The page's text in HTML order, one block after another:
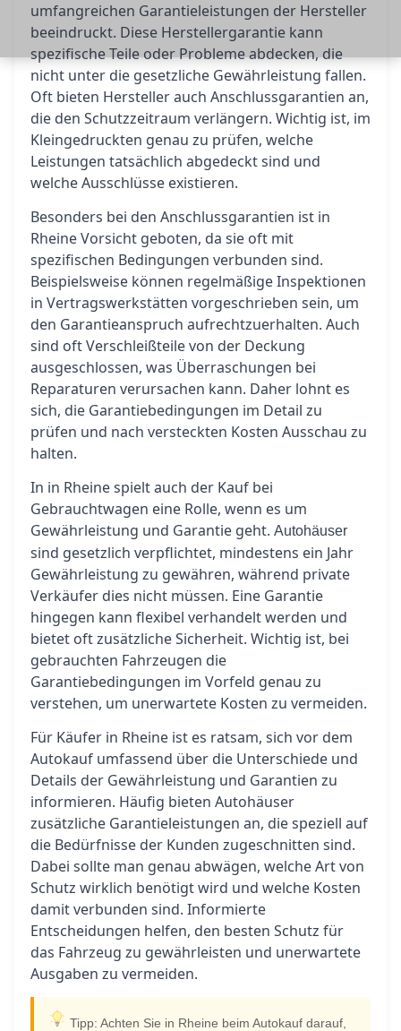
umfangreichen Garantieleistungen der Hersteller
beeindruckt. Diese Herstellergarantie kann
spezifische Teile oder Probleme abdecken, die
nicht unter die gesetzliche Gewährleistung fallen.
Oft bieten Hersteller auch Anschlussgarantien an,
die den Schutzzeitraum verlängern. Wichtig ist, im
Kleingedruckten genau zu prüfen, welche
Leistungen tatsächlich abgedeckt sind und
welche Ausschlüsse existieren.
Besonders bei den Anschlussgarantien ist in
Rheine Vorsicht geboten, da sie oft mit
spezifischen Bedingungen verbunden sind.
Beispielsweise können regelmäßige Inspektionen
in Vertragswerkstätten vorgeschrieben sein, um
den Garantieanspruch aufrechtzuerhalten. Auch
sind oft Verschleißteile von der Deckung
ausgeschlossen, was Überraschungen bei
Reparaturen verursachen kann. Daher lohnt es
sich, die Garantiebedingungen im Detail zu
prüfen und nach versteckten Kosten Ausschau zu
halten.
In in Rheine spielt auch der Kauf bei
Gebrauchtwagen eine Rolle, wenn es um
Gewährleistung und Garantie geht. Autohäuser
sind gesetzlich verpflichtet, mindestens ein Jahr
Gewährleistung zu gewähren, während private
Verkäufer dies nicht müssen. Eine Garantie
hingegen kann flexibel verhandelt werden und
bietet oft zusätzliche Sicherheit. Wichtig ist, bei
gebrauchten Fahrzeugen die
Garantiebedingungen im Vorfeld genau zu
verstehen, um unerwartete Kosten zu vermeiden.
Für Käufer in Rheine ist es ratsam, sich vor dem
Autokauf umfassend über die Unterschiede und
Details der Gewährleistung und Garantien zu
informieren. Häufig bieten Autohäuser
zusätzliche Garantieleistungen an, die speziell auf
die Bedürfnisse der Kunden zugeschnitten sind.
Dabei sollte man genau abwägen, welche Art von
Schutz wirklich benötigt wird und welche Kosten
damit verbunden sind. Informierte
Entscheidungen helfen, den besten Schutz für
das Fahrzeug zu gewährleisten und unerwartete
Ausgaben zu vermeiden.
Tipp: Achten Sie in Rheine beim Autokauf darauf,